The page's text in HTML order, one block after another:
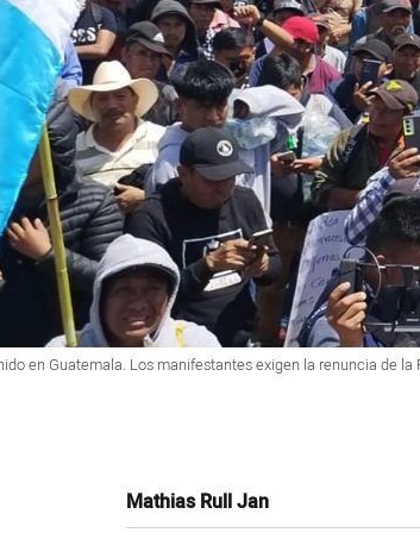
en Guatemala. Los manifestantes exigen la renuncia de
Mathias Rull Jan